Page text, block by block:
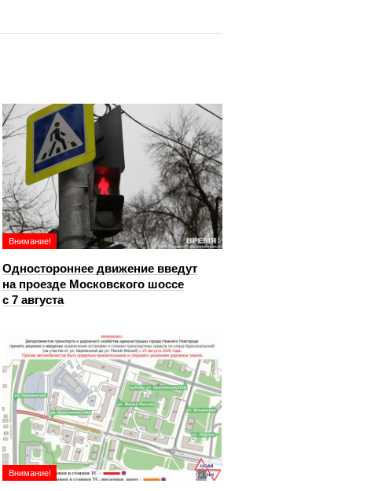
Внимание!
Одностороннее движение введут
на проезде Московского шоссе
с 7 августа
Внимание!